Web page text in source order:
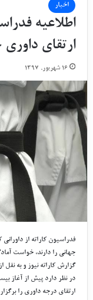
اخبار
اطلاعیه
ارتقای
۱۶ شهریور, ۱۳۹۷
فدراسیون کاراته از
در نظر دارد پیش از آغاز
ارتقای درجه داوری را